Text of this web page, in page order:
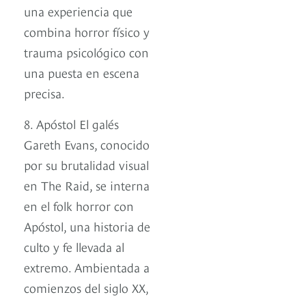
una experiencia que
combina horror físico y
trauma psicológico con
una puesta en escena
precisa.
8. Apóstol El galés
Gareth Evans, conocido
por su brutalidad visual
en The Raid, se interna
en el folk horror con
Apóstol, una historia de
culto y fe llevada al
extremo. Ambientada a
comienzos del siglo XX,